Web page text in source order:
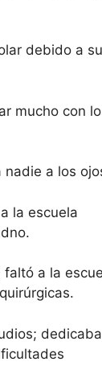
debido a su
mucho con
a los
la escuela
faltó a la